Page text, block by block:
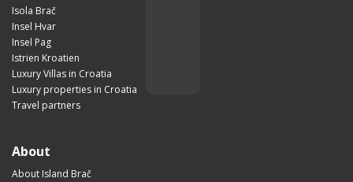
Isola Brač
Insel Hvar
Insel Pag
Istrien Kroatien
Luxury Villas in Croatia
Luxury properties in Croatia
Travel partners
About
About Island Brač